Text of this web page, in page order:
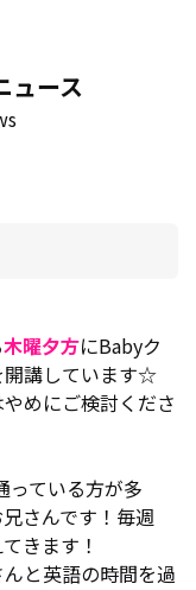
ュース
木曜夕方にBabyク
開講しています☆
めにご検討くださ
っている方が多
さんです！毎週
きます！
と英語の時間を過